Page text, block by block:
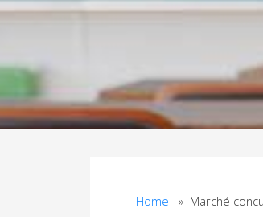
Home » Marché